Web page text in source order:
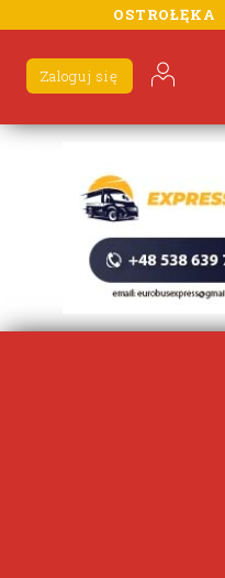
OSTROŁĘKA
Zaloguj się